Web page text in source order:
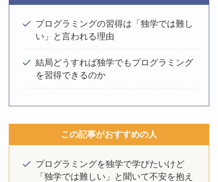
プログラミングの習得は「独学では難し
い」と言われる理由
結局どうすれば独学でもプログラミング
を習得できるのか
この記事がおすすめの人
プログラミングを独学で学びたいけど
「独学では難しい」と聞いて不安を抱え